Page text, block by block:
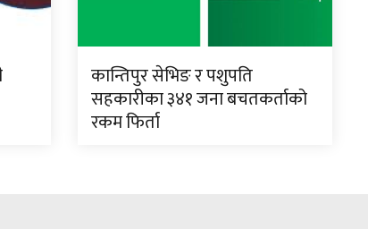
कान्तिपुर सेभिङ र पशुपति
सहकारीका ३४१ जना बचतकर्ताको
रकम फिर्ता